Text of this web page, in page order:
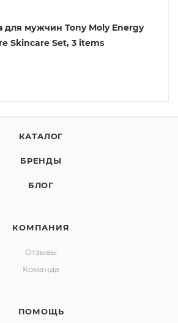
для мужчин Tony Moly Energy
Skincare Set, 3 items
КАТАЛОГ
БРЕНДЫ
БЛОГ
КОМПАНИЯ
Отзывы
Команда
ПОМОЩЬ